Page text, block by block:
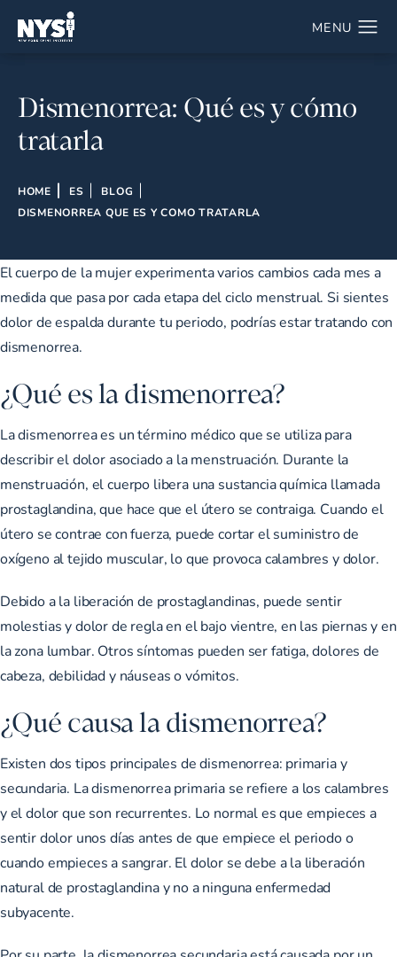
Dismenorrea: Qué es y cómo
tratarla
HOME ES
BLOG
DISMENORREA QUE ES Y COMO TRATARLA
El cuerpo de la mujer experimenta varios cambios cada mes a
medida que pasa por cada etapa del ciclo menstrual. Si sientes
dolor de espalda durante tu periodo, podrías estar tratando con
dismenorrea.
¿Qué es la dismenorrea?
La dismenorrea es un término médico que se utiliza para
describir el dolor asociado a la menstruación. Durante la
menstruación, el cuerpo libera una sustancia química llamada
prostaglandina, que hace que el útero se contraiga. Cuando el
útero se contrae con fuerza, puede cortar el suministro de
oxígeno al tejido muscular, lo que provoca calambres y dolor.
Debido a la liberación de prostaglandinas, puede sentir
molestias y dolor de regla en el bajo vientre, en las piernas y en
la zona lumbar. Otros síntomas pueden ser fatiga, dolores de
cabeza, debilidad y náuseas o vómitos.
¿Qué causa la dismenorrea?
Existen dos tipos principales de dismenorrea: primaria y
secundaria. La dismenorrea primaria se refiere a los calambres
y el dolor que son recurrentes. Lo normal es que empieces a
sentir dolor unos días antes de que empiece el periodo o
cuando empieces a sangrar. El dolor se debe a la liberación
natural de prostaglandina y no a ninguna enfermedad
subyacente.